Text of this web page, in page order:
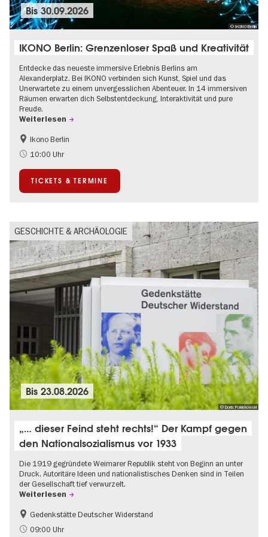
© IKONO Berlin
Bis30.09.2026
IKONO Berlin: Grenzenloser Spaß und Kreativität
Entdecke das neueste immersive Erlebnis Berlins am
Alexanderplatz. Bei IKONO verbinden sich Kunst, Spiel und das
Unerwartete zu einem unvergesslichen Abenteuer. In 14 immersiven
Räumen erwarten dich Selbstentdeckung, Interaktivität und pure
Freude.
Weiterlesen
Kinder
Kultursommer
Ikono Berlin
10:00 Uhr
TICKETS & TERMINE
GESCHICHTE & ARCHÄOLOGIE
© Doris Poklekowski
Bis23.08.2026
„… dieser Feind steht rechts!“ Der Kampf gegen
den Nationalsozialismus vor 1933
Die 1919 gegründete Weimarer Republik steht von Beginn an unter
Druck. Autoritäre Ideen und nationalistisches Denken sind in Teilen
der Gesellschaft tief verwurzelt.
Weiterlesen
Gratis
NS-Geschichte
Gedenkstätte Deutscher Widerstand
09:00 Uhr